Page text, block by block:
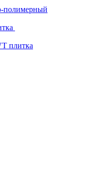
полимерный
плитка